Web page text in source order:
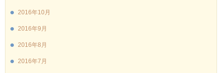
2016年10月
2016年9月
2016年8月
2016年7月